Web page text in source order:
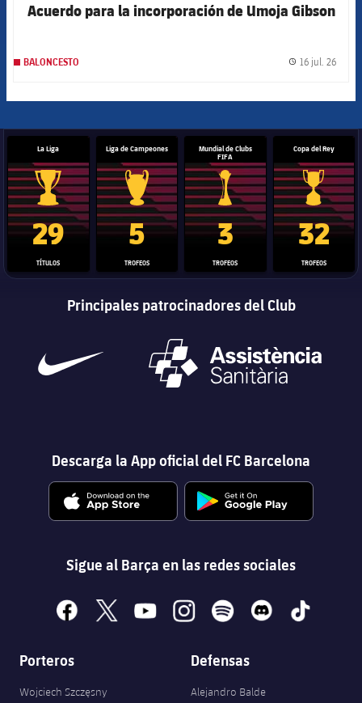
Acuerdo para la incorporación de Umoja Gibson
BALONCESTO 16 jul. 26
La Liga
Trofeo de La Liga
29
TÍTULOS
Liga de Campeones
Trofeo de la Liga de Campeones
5
TROFEOS
Mundial de Clubs
FIFA
Trofeo del Mundial de
3
TROFEOS
Copa del Rey
Copa del
32
TROFEOS
Principales patrocinadores del Club
Descarga la App oficial del FC Barcelona
Sigue al Barça en las redes sociales
facebook
x youtubeinstagramspotify discord tiktok
Porteros
Wojciech Szczęsny
Defensas
Alejandro Balde